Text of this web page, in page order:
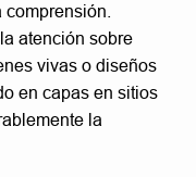
atención sobre
vivas o diseños
en capas en sitios
la